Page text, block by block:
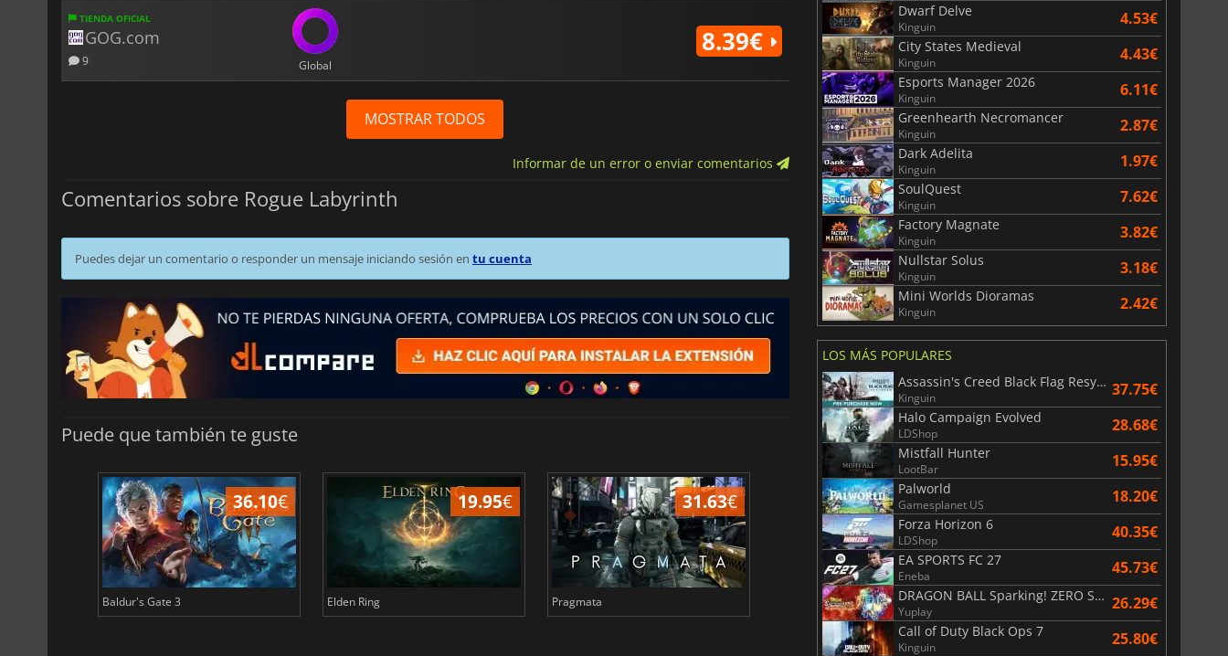
TIENDA OFICIAL
GOG.com
9 Global
8.39€
MOSTRAR TODOS
Informar de un error o enviar comentarios
Comentarios sobre Rogue Labyrinth
Puedes dejar un comentario o responder un mensaje iniciando sesión en tu cuenta
Puede que también te guste
36.10€
Baldur's Gate 3
19.95€
Elden Ring
31.63€
Pragmata
6.75€
Total War WARHAMMER 3
15.48
Lies Of P
Dwarf Delve
Kinguin 4.53€
City States Medieval
Kinguin 4.43€
Esports Manager 2026
Kinguin 6.11€
Greenhearth Necromancer
Kinguin 2.87€
Dark Adelita
Kinguin 1.97€
SoulQuest
Kinguin 7.62€
Factory Magnate
Kinguin 3.82€
Nullstar Solus
Kinguin 3.18€
Mini Worlds Dioramas
Kinguin 2.42€
LOS MÁS POPULARES
Assassin's Creed Black Flag Resynced
Kinguin 37.75€
Halo Campaign Evolved
LDShop 28.68€
Mistfall Hunter
LootBar 15.95€
Palworld
Gamesplanet US 18.20€
Forza Horizon 6
LDShop 40.35€
EA SPORTS FC 27
Eneba 45.73€
DRAGON BALL Sparking! ZERO Super Limit Breaking NEO
Yuplay 26.29€
Call of Duty Black Ops 7
Kinguin 25.80€